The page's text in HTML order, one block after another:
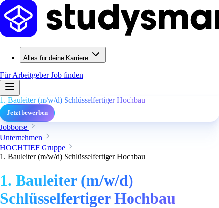
Alles für deine Karriere
Für ArbeitgeberJob finden
1. Bauleiter (m/w/d) Schlüsselfertiger Hochbau
Jetzt bewerben
Jobbörse
Unternehmen
HOCHTIEF Gruppe
1. Bauleiter (m/w/d) Schlüsselfertiger Hochbau
1. Bauleiter (m/w/d)
Schlüsselfertiger Hochbau